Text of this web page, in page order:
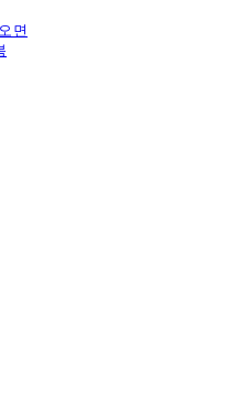
면